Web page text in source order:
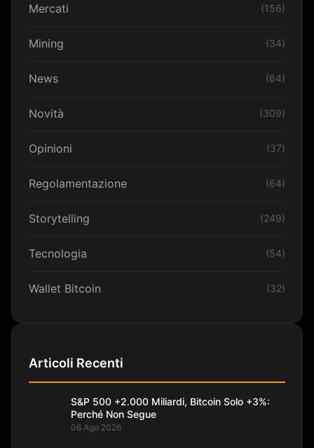
Mercati (156)
Mining (34)
News (64)
Novità (309)
Opinioni (37)
Regolamentazione (64)
Storytelling (249)
Tecnologia (54)
Wallet Bitcoin (32)
Articoli Recenti
S&P 500 +2.000 Miliardi, Bitcoin Solo +3%:
Perché Non Segue
06 Ago 2026